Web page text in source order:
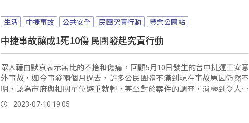
生活 中捷事故 公共安全 民團究責行動 豐樂公園站
中捷事故釀成1死10傷 民團發起究責行動
眾人藉由默哀表示無比的不捨和傷痛，回顧5月10日發生的台中捷運工安意
外事故，如今事發兩個月過去，許多公民團體不滿到現在事故原因仍然不
明，認為市府與相關單位避重就輕，甚至對於案件的調查，消極到令人髮
指。2023-07-10 19:05